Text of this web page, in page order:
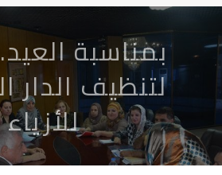
بمناسبة
لتنظيف الدار
للأزياء